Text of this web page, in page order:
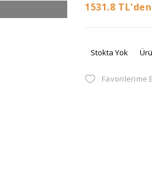
1531.8 TL'den
Stokta Yok
Favorilerime